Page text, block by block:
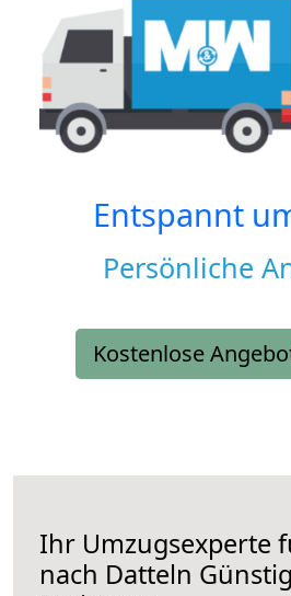
Entspannt
Persönliche
Kostenlose
Ihr Umzugsexperte
nach Datteln